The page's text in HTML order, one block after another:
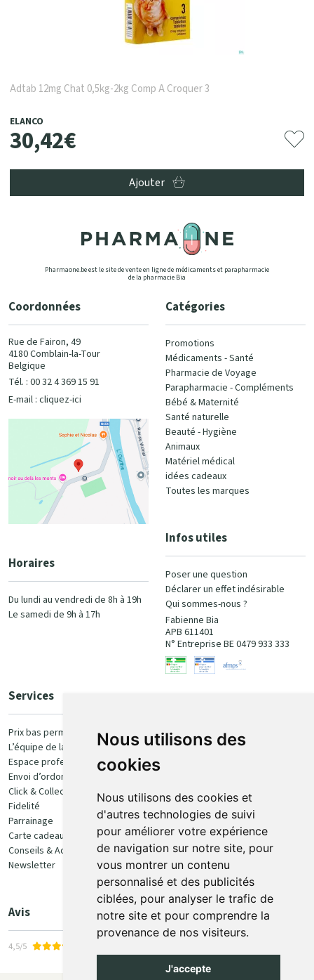
Nous utilisons des
cookies
Nous utilisons des cookies et
d'autres technologies de suivi
pour améliorer votre expérience
de navigation sur notre site, pour
vous montrer un contenu
personnalisé et des publicités
ciblées, pour analyser le trafic de
notre site et pour comprendre la
provenance de nos visiteurs.
J'accepte
Adtab 12mg Chat 0,5kg-2kg Comp A Croquer 3
ELANCO
30,42€
Ajouter
Pharmaone.be est le site de vente en ligne de médicaments et parapharmacie
de la pharmacie Bia
Coordonnées
Rue de Fairon, 49
4180 Comblain-la-Tour
Belgique
Tél. : 00 32 4 369 15 91
E-mail : cliquez-ici
Horaires
Du lundi au vendredi de 8h à 19h
Le samedi de 9h à 17h
Catégories
Promotions
Médicaments - Santé
Pharmacie de Voyage
Parapharmacie - Compléments
Bébé & Maternité
Santé naturelle
Beauté - Hygiène
Animaux
Matériel médical
idées cadeaux
Toutes les marques
Infos utiles
Poser une question
Déclarer un effet indésirable
Qui sommes-nous ?
Fabienne Bia
APB 611401
N° Entreprise BE 0479 933 333
Services
Prix bas permanent
L’équipe de la pharmacie
Espace professionnel
Envoi d’ordonnance
Click & Collect
Fidelité
Parrainage
Carte cadeau
Conseils & Actualités
Newsletter
Avis
4,5/5
100% sécurisé
Retrait et livraison
Retrait en Click & Collect
Livraison à domicile
Livraison en Point Relais